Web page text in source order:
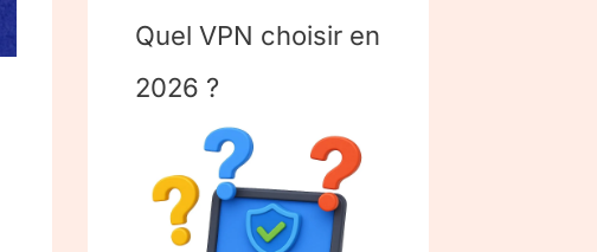
Quel VPN choisir en
2026 ?